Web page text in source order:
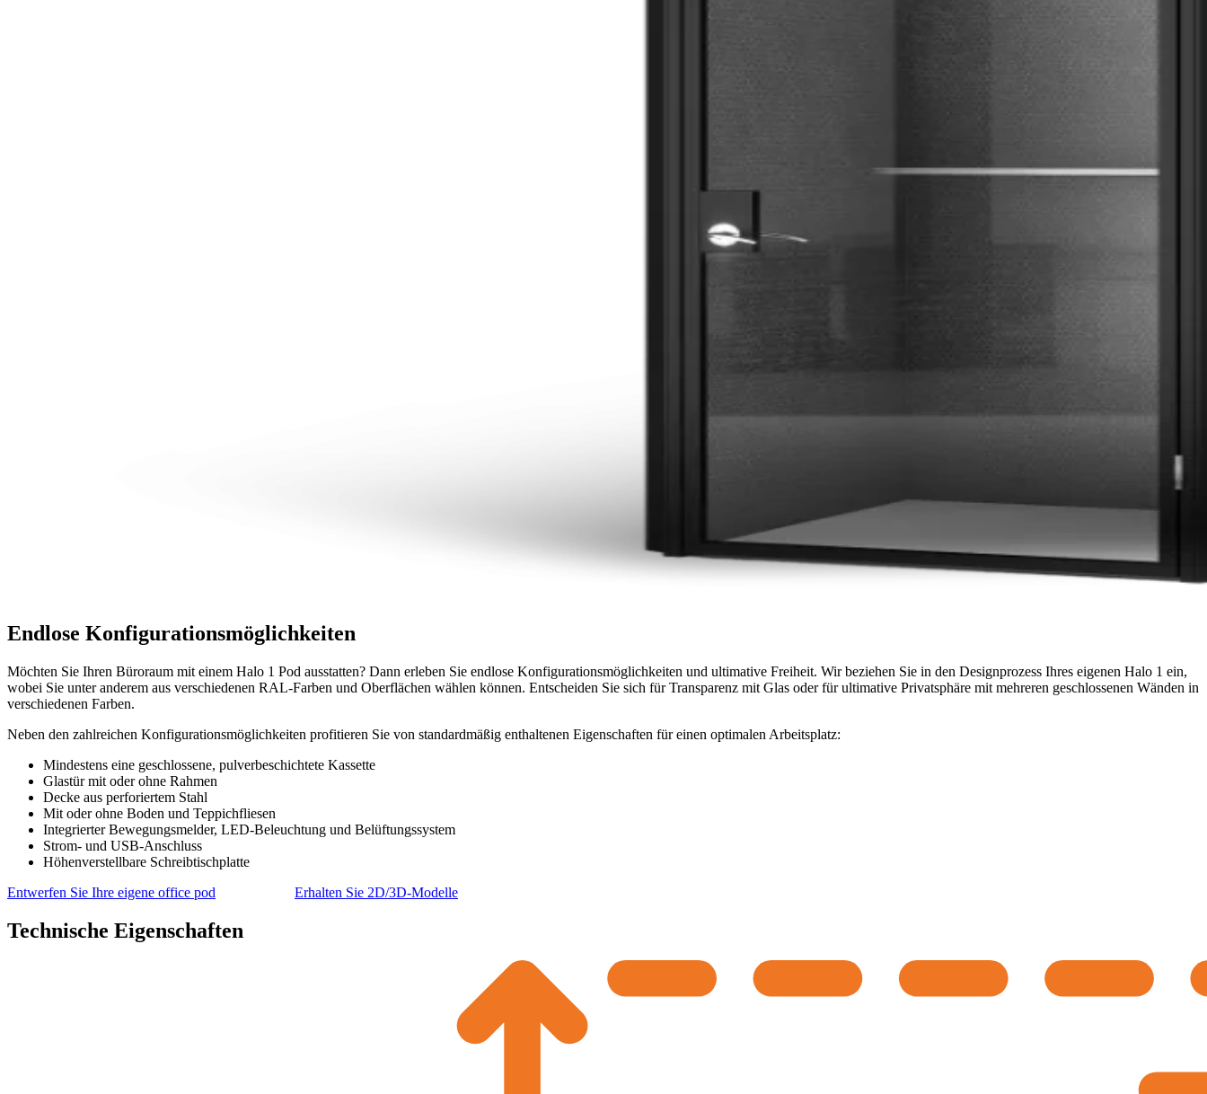
Endlose Konfigurationsmöglichkeiten
Möchten Sie Ihren Büroraum mit einem Halo 1 Pod ausstatten? Dann erleben Sie endlose Konfigurationsmöglichkeiten und ultimative Freiheit. Wir beziehen Sie in den Designprozess Ihres eigenen Halo 1 ein,
wobei Sie unter anderem aus verschiedenen RAL-Farben und Oberflächen wählen können. Entscheiden Sie sich für Transparenz mit Glas oder für ultimative Privatsphäre mit mehreren geschlossenen Wänden in
verschiedenen Farben.
Neben den zahlreichen Konfigurationsmöglichkeiten profitieren Sie von standardmäßig enthaltenen Eigenschaften für einen optimalen Arbeitsplatz:
Mindestens eine geschlossene, pulverbeschichtete Kassette
Glastür mit oder ohne Rahmen
Decke aus perforiertem Stahl
Mit oder ohne Boden und Teppichfliesen
Integrierter Bewegungsmelder, LED-Beleuchtung und Belüftungssystem
Strom- und USB-Anschluss
Höhenverstellbare Schreibtischplatte
Entwerfen Sie Ihre eigene office pod
Erhalten Sie 2D/3D-Modelle
Technische Eigenschaften